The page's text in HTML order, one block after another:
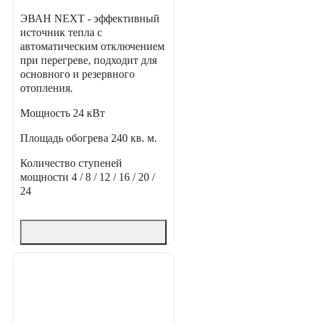
ЭВАН NEXT - эффективный
источник тепла с
автоматическим отключением
при перегреве, подходит для
основного и резервного
отопления.
Мощность 24 кВт
Площадь обогрева 240 кв. м.
Количество ступеней
мощности 4 / 8 / 12 / 16 / 20 /
24